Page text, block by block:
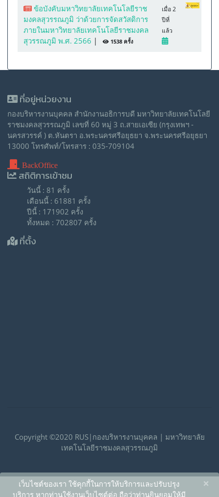
ข้อบังคับมหาวิทยาลัยเทคโนโลยีราช
มงคลสุวรรณภูมิ ว่าด้วยการจัดสวัสดิการ
ภายในมหาวิทยาลัยเทคโนโลยีราชมงคล
สุวรรณภูมิ พ.ศ. 2566 | 1538 ครั้ง
เมื่อ 2
ปีที่
แล้ว
ที่อยู่หน่วยงาน
กองบริหารงานบุคคล สำนักงานอธิการบดี มหาวิทยาลัยเทคโนโลยี
ราชมงคลสุวรรณภูมิ เลขที่ 60 หมู่ 3 ถ.สายเอเซีย (กรุงเทพฯ -
นครสวรรค์ ) ต.หันตรา อ.พระนครศรีอยุธยา จ.พระนครศรีอยุธยา
13000 โทรศัพท์/โทรสาร : 035-709104
BackOffice
สถิติการเข้าชม
วันนี้ : 81 ครั้ง
เดือนนี้ : 61881 ครั้ง
ปีนี้ : 171902 ครั้ง
ทั้งหมด : 702807 ครั้ง
ที่ตั้ง
Copyright ©2020 RUS|กองบริหารงานบุคคล | มหาวิทยาลัย
เทคโนโลยีราชมงคลสุวรรณภูมิ
เว็บไซต์ของเรา ใช้คุกกี้ในการให้บริการและปรับปรุง
บริการ หากท่านใช้งานเว็บไซต์ต่อ ถือว่าท่านยินยอมให้มี
×